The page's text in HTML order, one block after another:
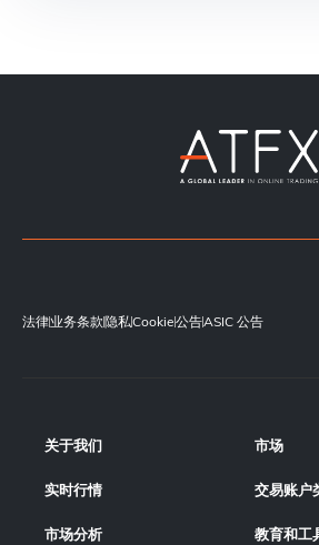
法律业务条款隐私Cookie公告ASIC 公告
关于我们 市场
实时行情 交易账户
市场分析 教育和工